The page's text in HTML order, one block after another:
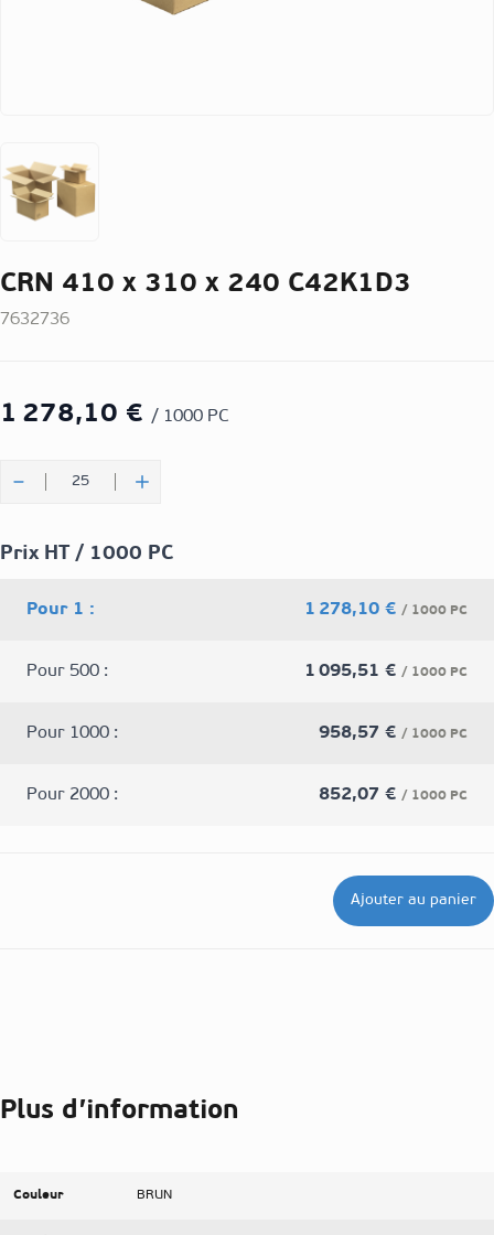
CRN 410 x 310 x 240 C42K1D3
7632736
1 278,10 € / 1000 PC
Quantité
Prix HT / 1000 PC
Pour 1 : 1 278,10 € / 1000 PC
Pour 500 : 1 095,51 € / 1000 PC
Pour 1000 : 958,57 € / 1000 PC
Pour 2000 : 852,07 € / 1000 PC
Ajouter au panier
Plus d’information
Couleur BRUN